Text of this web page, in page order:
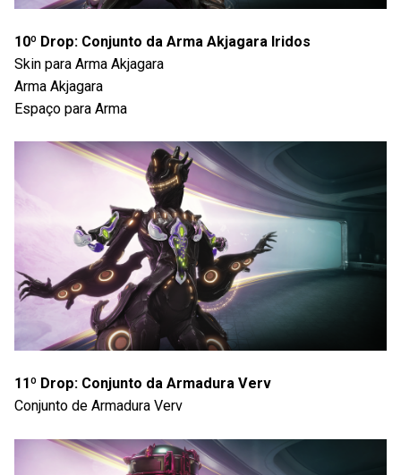
10º Drop: Conjunto da Arma Akjagara Iridos
Skin para Arma Akjagara
Arma Akjagara
Espaço para Arma
11º Drop: Conjunto da Armadura Verv
Conjunto de Armadura Verv